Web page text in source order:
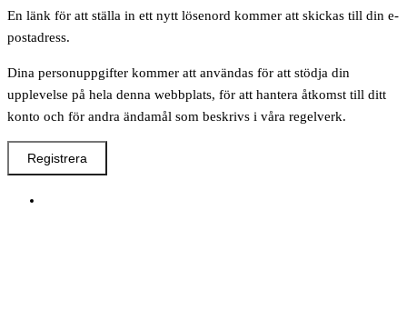
En länk för att ställa in ett nytt lösenord kommer att skickas till din e-
postadress.
Dina personuppgifter kommer att användas för att stödja din
upplevelse på hela denna webbplats, för att hantera åtkomst till ditt
konto och för andra ändamål som beskrivs i våra regelverk.
Registrera